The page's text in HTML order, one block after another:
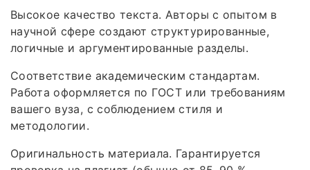
Высокое качество текста. Авторы с опытом в
научной сфере создают структурированные,
логичные и аргументированные разделы.
Соответствие академическим стандартам.
Работа оформляется по ГОСТ или требованиям
вашего вуза, с соблюдением стиля и
методологии.
Оригинальность материала. Гарантируется